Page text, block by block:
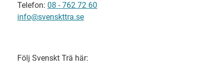
Telefon: 08 - 762 72 60
info@svenskttra.se
Följ Svenskt Trä här: